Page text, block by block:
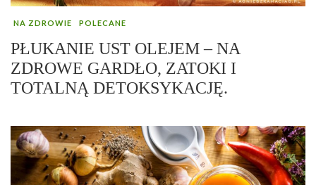
NA ZDROWIE POLECANE
PŁUKANIE UST OLEJEM – NA
ZDROWE GARDŁO, ZATOKI I
TOTALNĄ DETOKSYKACJĘ.